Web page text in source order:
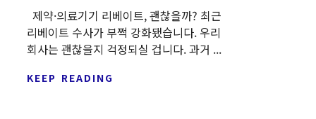
제약·의료기기 리베이트, 괜찮을까? 최근
리베이트 수사가 부쩍 강화됐습니다. 우리
회사는 괜찮을지 걱정되실 겁니다. 과거 ...
KEEP READING